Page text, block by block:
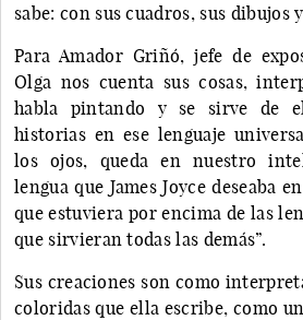
sabe: con sus cuadros, sus dibujos
Para Amador Griñó, jefe de
Olga nos cuenta sus cosas,
habla pintando y se sirve de
historias en ese lenguaje
los ojos, queda en nuestro
lengua que James Joyce deseaba
que estuviera por encima de las
que sirvieran todas las demás”.
Sus creaciones son como
coloridas que ella escribe, como